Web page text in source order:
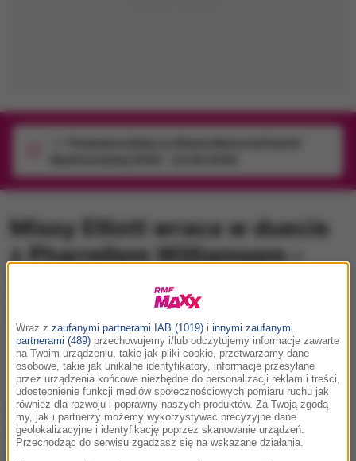
Missy Elliott wraca w duecie
z Pharrellem Williamsem –
zobacz oryginalny teledysk!
piątek, 13 listopada 2015 (09:24)
Missy Elliott wraca do gry po dziesięciu
latach od ukazania się jej ostatniej płyty.
Wraz z zaufanymi partnerami IAB (1019) i innymi zaufanymi
partnerami (489) przechowujemy i/lub odczytujemy informacje zawarte
na Twoim urządzeniu, takie jak pliki cookie, przetwarzamy dane
osobowe, takie jak unikalne identyfikatory, informacje przesyłane
przez urządzenia końcowe niezbędne do personalizacji reklam i treści,
udostępnienie funkcji mediów społecznościowych pomiaru ruchu jak
również dla rozwoju i poprawny naszych produktów. Za Twoją zgodą
my, jak i partnerzy możemy wykorzystywać precyzyjne dane
geolokalizacyjne i identyfikację poprzez skanowanie urządzeń.
Przechodząc do serwisu zgadzasz się na wskazane działania.